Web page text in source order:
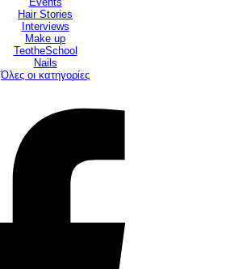
Hair Stories
Interviews
Make up
TeotheSchool
Νails
Όλες οι κατηγορίες